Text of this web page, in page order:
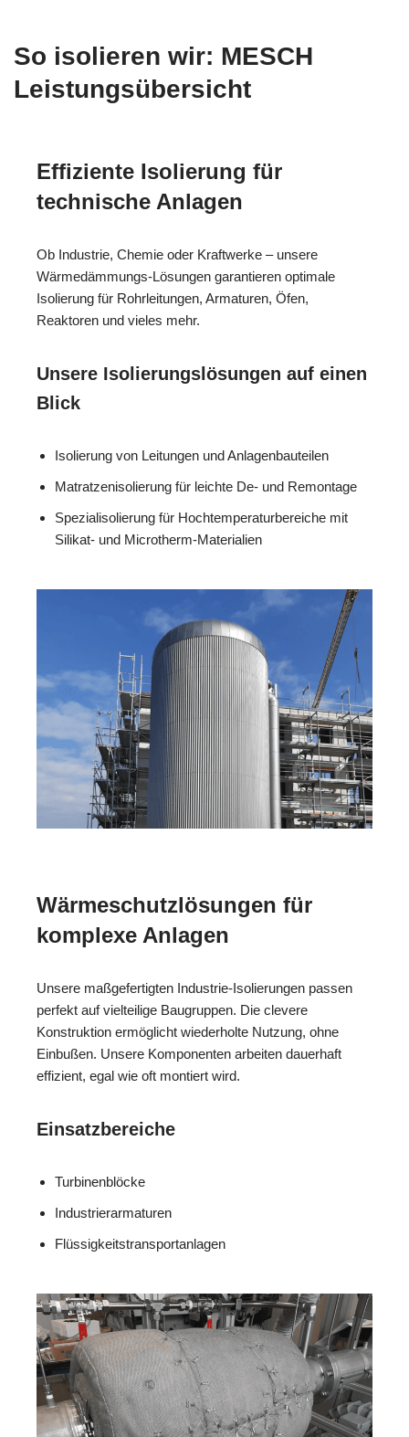
So isolieren wir: MESCH
Leistungsübersicht
Effiziente Isolierung für
technische Anlagen
Ob Industrie, Chemie oder Kraftwerke – unsere
Wärmedämmungs-Lösungen garantieren optimale
Isolierung für Rohrleitungen, Armaturen, Öfen,
Reaktoren und vieles mehr.
Unsere Isolierungslösungen auf einen
Blick
Isolierung von Leitungen und Anlagenbauteilen
Matratzenisolierung für leichte De- und Remontage
Spezialisolierung für Hochtemperaturbereiche mit
Silikat- und Microtherm-Materialien
Wärmeschutzlösungen für
komplexe Anlagen
Unsere maßgefertigten Industrie-Isolierungen passen
perfekt auf vielteilige Baugruppen. Die clevere
Konstruktion ermöglicht wiederholte Nutzung, ohne
Einbußen. Unsere Komponenten arbeiten dauerhaft
effizient, egal wie oft montiert wird.
Einsatzbereiche
Turbinenblöcke
Industrierarmaturen
Flüssigkeitstransportanlagen